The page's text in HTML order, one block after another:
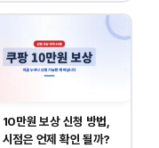
10만원 보상 신청 방법,
시점은 언제 확인 될까?